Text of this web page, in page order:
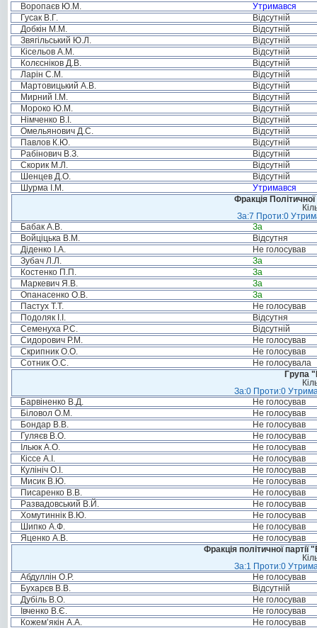
Воропаєв Ю.М.
Утримався
Гусак В.Г.
Відсутній
Добкін М.М.
Відсутній
Звягільський Ю.Л.
Відсутній
Кісельов А.М.
Відсутній
Колєсніков Д.В.
Відсутній
Ларін С.М.
Відсутній
Мартовицький А.В.
Відсутній
Мирний І.М.
Відсутній
Мороко Ю.М.
Відсутній
Німченко В.І.
Відсутній
Омельянович Д.С.
Відсутній
Павлов К.Ю.
Відсутній
Рабінович В.З.
Відсутній
Скорик М.Л.
Відсутній
Шенцев Д.О.
Відсутній
Шурма І.М.
Утримався
Фракція
За:7 Проти:0
Бабак А.В.
За
Войціцька В.М.
Відсутня
Діденко І.А.
Не голосував
Зубач Л.Л.
За
Костенко П.П.
За
Маркевич Я.В.
За
Опанасенко О.В.
За
Пастух Т.Т.
Не голосував
Подоляк І.І.
Відсутня
Семенуха Р.С.
Відсутній
Сидорович Р.М.
Не голосував
Скрипник О.О.
Не голосував
Сотник О.С.
Не голосувала
Група
За:0 Проти:0
Барвіненко В.Д.
Не голосував
Біловол О.М.
Не голосував
Бондар В.В.
Не голосував
Гуляєв В.О.
Не голосував
Ільюк А.О.
Не голосував
Кіссе А.І.
Не голосував
Кулініч О.І.
Не голосував
Мисик В.Ю.
Не голосував
Писаренко В.В.
Не голосував
Развадовський В.Й.
Не голосував
Хомутиннік В.Ю.
Не голосував
Шипко А.Ф.
Не голосував
Яценко А.В.
Не голосував
Фракція політичної
За:1 Проти:0
Абдуллін О.Р.
Не голосував
Бухарєв В.В.
Відсутній
Дубіль В.О.
Не голосував
Івченко В.Є.
Не голосував
Кожем’якін А.А.
Не голосував